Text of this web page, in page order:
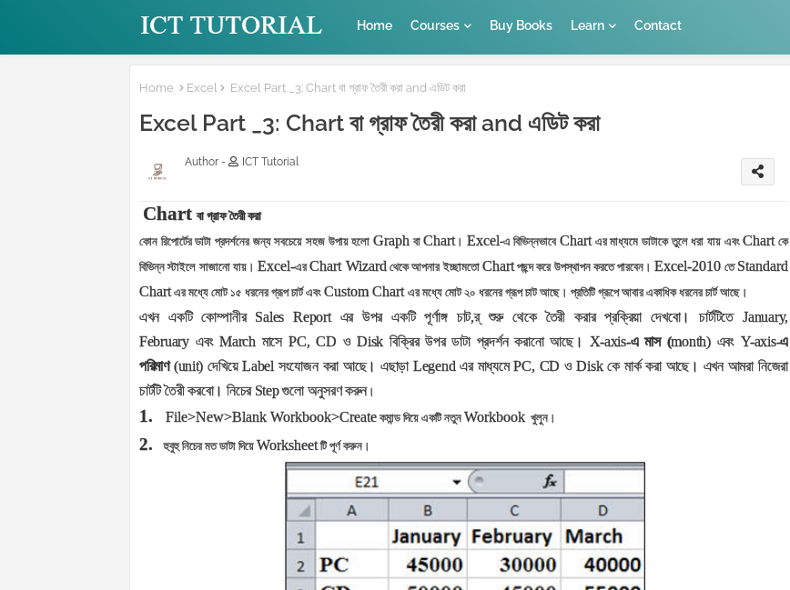
Home Courses Buy Books Learn Contact
Home Excel Excel Part _3: Chart বা গ্রাফ তৈরী করা and এডিট করা
Excel Part _3: Chart বা গ্রাফ তৈরী করা and এডিট করা
Author - ICT Tutorial
Chartবা গ্রাফ তৈরী করা
কোন রিপোর্টের ডাটা প্রদর্শনের জন্য সবচেয়ে সহজ উপায় হলো GraphবাChart। Excel-এ বিভিন্নভাবেChartএর মাধ্যমে ডাটাকে তুলে ধরা যায় এবংChartকে
বিভিন্ন স্টাইলে সাজানো যায়।Excel-এরChart Wizardথেকে আপনার ইচ্ছামতো Chartপছন্দ করে উপস্থাপন করতে পারবেন।Excel-2010 তে Standard
Chartএর মধ্যে মোট ১৫ ধরনের গ্রূপ চার্ট এবং Custom Chart এর মধ্যে মোট ২০ ধরনের গ্রূপ চাট আছে। প্রতিটি গ্রূপে আবার একাধিক ধরনের চার্ট আছে।
এখন একটি কোম্পানীর Sales Reportএর উপর একটি পূর্ণাঙ্গ চাট,র্ শুরু থেকে তৈরী করার প্রক্রিয়া দেখবো। চার্টটিতেJanuary,
FebruaryএবংMarch মাসেPC, CD ওDisk বিক্রির উপর ডাটা প্রদর্শন করানো আছে। X-axis-এ মাস (month) এবংY-axis-এ
পরিমাণ(unit) দেখিয়েLabel সংযোজন করা আছে। এছাড়াLegend এর মাধ্যমেPC, CD ওDiskকে মার্ক করা আছে। এখন আমরা নিজেরা
চার্টটি তৈরী করবো। নিচের Stepগুলো অনুসরণ করুন।
1. File>New>Blank Workbook>Createকমান্ড দিয়ে একটি নতুন Workbookখুলুন।
2. হুবুহু নিচের মত ডাটা দিয়ে Worksheetটি পূর্ণ করুন।